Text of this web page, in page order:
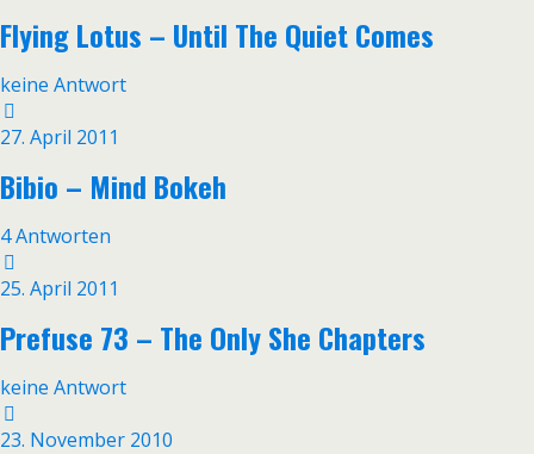
Flying Lotus – Until The Quiet Comes
keine Antwort
27. April 2011
Bibio – Mind Bokeh
4 Antworten
25. April 2011
Prefuse 73 – The Only She Chapters
keine Antwort
23. November 2010